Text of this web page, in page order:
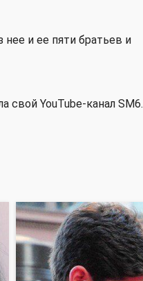
нее и ее пяти братьев и
свой YouTube-канал SM6.